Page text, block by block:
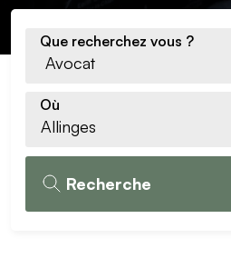
Que recherchez vous ?
Où
Recherche